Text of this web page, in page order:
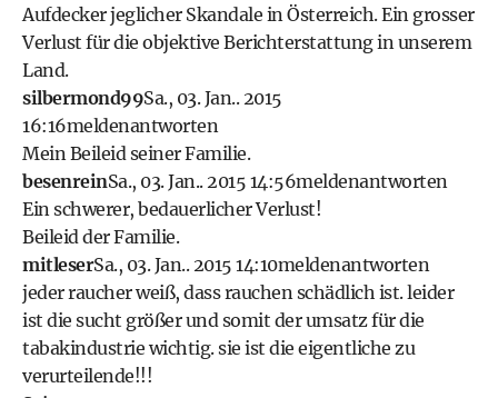
Aufdecker jeglicher Skandale in Österreich. Ein grosser
Verlust für die objektive Berichterstattung in unserem
Land.
silbermond99Sa., 03. Jan.. 2015
16:16meldenantworten
Mein Beileid seiner Familie.
besenreinSa., 03. Jan.. 2015 14:56meldenantworten
Ein schwerer, bedauerlicher Verlust!
Beileid der Familie.
mitleserSa., 03. Jan.. 2015 14:10meldenantworten
jeder raucher weiß, dass rauchen schädlich ist. leider
ist die sucht größer und somit der umsatz für die
tabakindustrie wichtig. sie ist die eigentliche zu
verurteilende!!!